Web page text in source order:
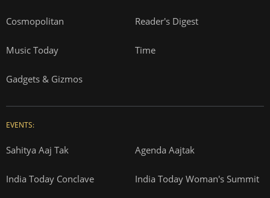
Cosmopolitan Reader's Digest
Music Today Time
Gadgets & Gizmos
EVENTS:
Sahitya Aaj Tak Agenda Aajtak
India Today Conclave India Today Woman's Summit